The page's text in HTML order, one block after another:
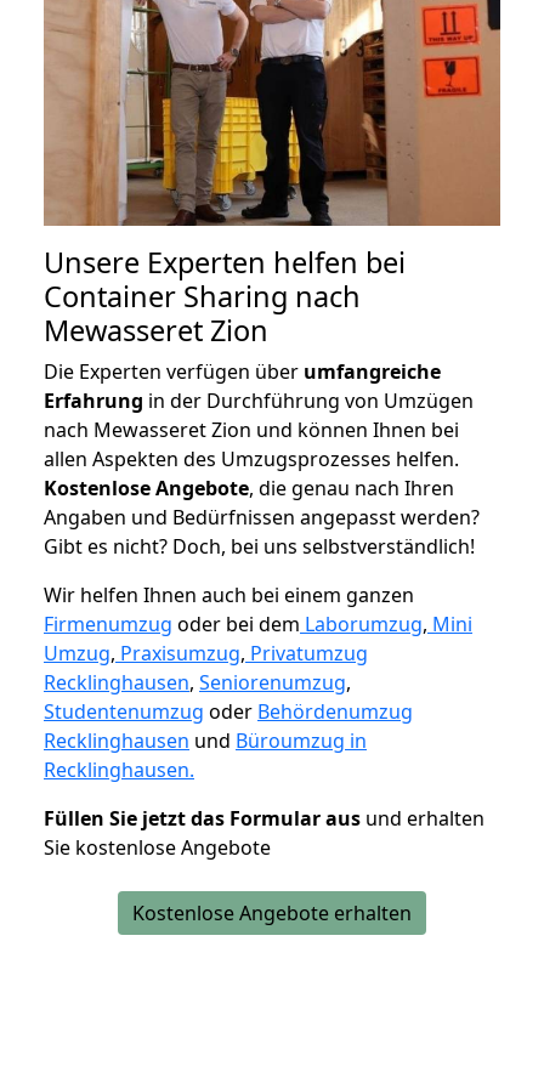
Unsere Experten helfen bei
Container Sharing nach
Mewasseret Zion
Die Experten verfügen über umfangreiche
Erfahrung in der Durchführung von Umzügen
nach Mewasseret Zion und können Ihnen bei
allen Aspekten des Umzugsprozesses helfen.
Kostenlose Angebote, die genau nach Ihren
Angaben und Bedürfnissen angepasst werden?
Gibt es nicht? Doch, bei uns selbstverständlich!
Wir helfen Ihnen auch bei einem ganzen
Firmenumzug oder bei dem Laborumzug, Mini
Umzug, Praxisumzug, Privatumzug
Recklinghausen, Seniorenumzug,
Studentenumzug oder Behördenumzug
Recklinghausen und Büroumzug in
Recklinghausen.
Füllen Sie jetzt das Formular aus und erhalten
Sie kostenlose Angebote
Kostenlose Angebote erhalten